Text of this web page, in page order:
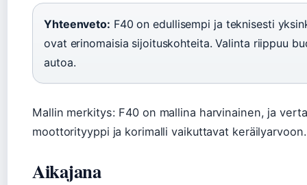
Yhteenveto: F40 on edullisempi ja teknisesti
ovat erinomaisia sijoituskohteita. Valinta riippuu
autoa.
Mallin merkitys: F40 on mallina harvinainen, ja
moottorityyppi ja korimalli vaikuttavat keräilyarvoon.
Aikajana